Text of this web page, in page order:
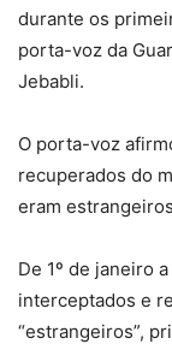
durante os
porta-voz da
Jebabli.
O porta-voz
recuperados do
eram
De 1º de janeiro
interceptados e
“estrangeiros”,